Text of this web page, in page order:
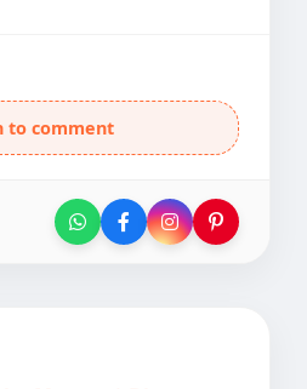
to comment